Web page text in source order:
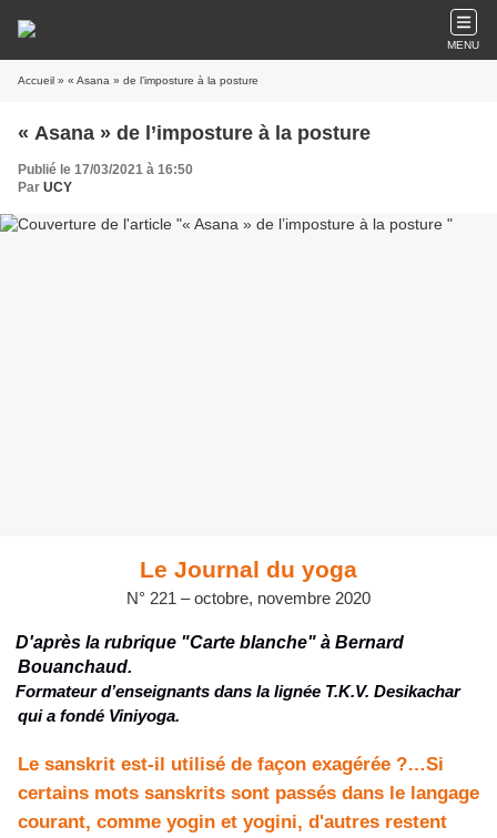
MENU
Accueil » « Asana » de l’imposture à la posture
« Asana » de l’imposture à la posture
Publié le 17/03/2021 à 16:50
Par UCY
Le Journal du yoga
N° 221 – octobre, novembre 2020
D'après la rubrique "Carte blanche" à Bernard
Bouanchaud.
Formateur d’enseignants dans la lignée T.K.V. Desikachar
qui a fondé Viniyoga.
Le sanskrit est-il utilisé de façon exagérée ?…Si
certains mots sanskrits sont passés dans le langage
courant, comme yogin et yogini, d'autres restent